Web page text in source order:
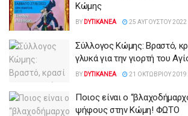
Κώμης
BY DYTIKANEA 25 ΑΥΓΟΎΣΤΟΥ 2022
Σύλλογος Κώμης: Βραστό,
γλυκά για την γιορτή του
BY DYTIKANEA 21 ΟΚΤΩΒΡΊΟΥ 2019
Ποιος είναι ο
ψήφους στην Κώμη! ΦΩΤΟ